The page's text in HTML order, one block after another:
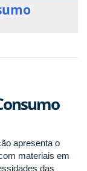
apresenta o
materiais em
das